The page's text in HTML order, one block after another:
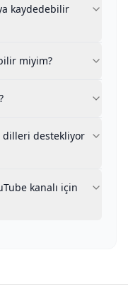
miyim?
sistemin
hedef kitle, ton
birden fazla
ve
kaydedebilir
miyim?
dilleri destekliyor
kanalı için